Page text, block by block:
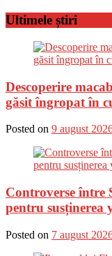
Ultimele știri
Descoperire
găsit îngropat în
Posted on 9 august
Controverse între
pentru susținerea
Posted on 7 august